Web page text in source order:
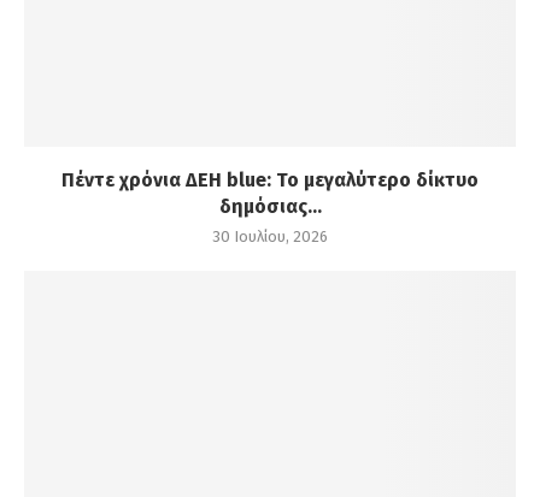
Πέντε χρόνια ΔΕΗ blue: Το μεγαλύτερο δίκτυο
δημόσιας...
30 Ιουλίου, 2026